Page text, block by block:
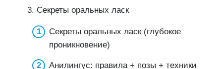
3. Секреты оральных ласк
Секреты оральных ласк (глубокое
проникновение)
Анилингус: правила + позы + техники